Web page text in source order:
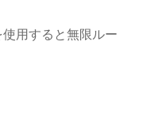
用すると無限ルー